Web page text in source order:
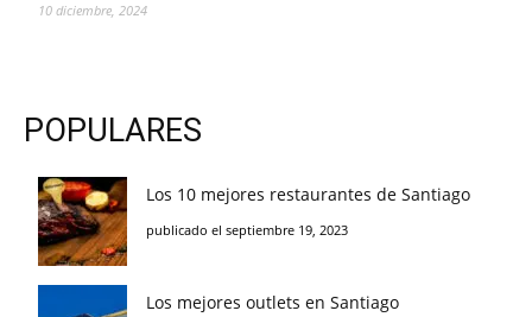
10 diciembre, 2024
POPULARES
Los 10 mejores restaurantes de Santiago
publicado el septiembre 19, 2023
Los mejores outlets en Santiago